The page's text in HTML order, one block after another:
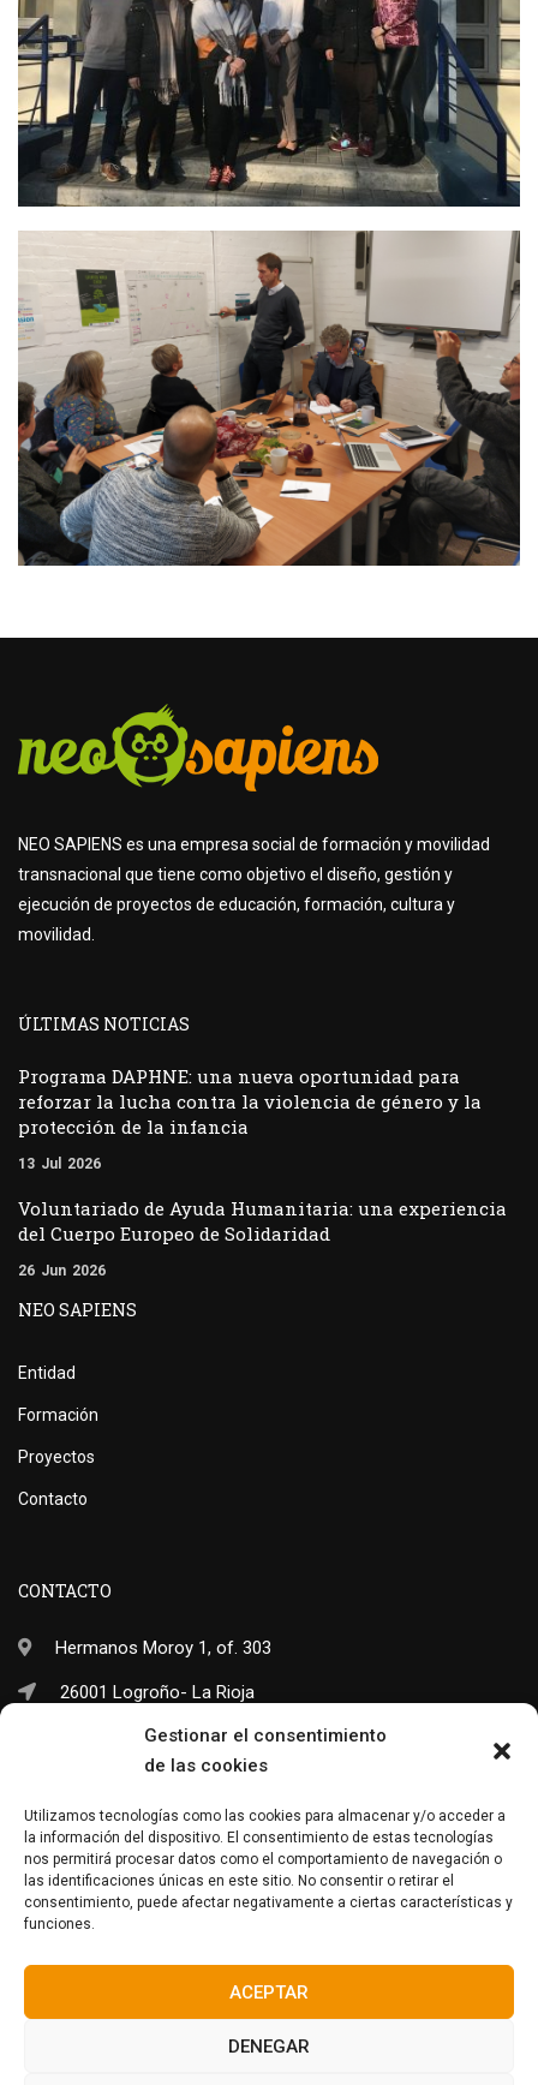
Gestionar el consentimiento
de las cookies
Utilizamos tecnologías como las cookies para almacenar y/o acceder a
la información del dispositivo. El consentimiento de estas tecnologías
nos permitirá procesar datos como el comportamiento de navegación o
las identificaciones únicas en este sitio. No consentir o retirar el
consentimiento, puede afectar negativamente a ciertas características y
funciones.
ACEPTAR
DENEGAR
NEO SAPIENS es una empresa social de formación y movilidad
transnacional que tiene como objetivo el diseño, gestión y
ejecución de proyectos de educación, formación, cultura y
movilidad.
ÚLTIMAS NOTICIAS
Programa DAPHNE: una nueva oportunidad para
reforzar la lucha contra la violencia de género y la
protección de la infancia
13 Jul 2026
Voluntariado de Ayuda Humanitaria: una experiencia
del Cuerpo Europeo de Solidaridad
26 Jun 2026
NEO SAPIENS
Entidad
Formación
Proyectos
Contacto
CONTACTO
Hermanos Moroy 1, of. 303
26001 Logroño- La Rioja
(+34) 941 703 245
FacebookTwitterInstagram